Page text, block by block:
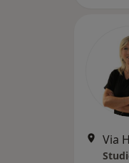
Via